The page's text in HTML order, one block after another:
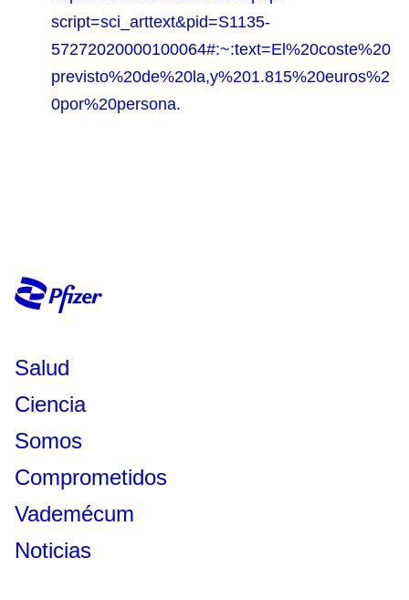
script=sci_arttext&pid=S1135-
57272020000100064#:~:text=El%20coste%20
previsto%20de%20la,y%201.815%20euros%2
0por%20persona.
Salud
Ciencia
Somos
Comprometidos
Vademécum
Noticias